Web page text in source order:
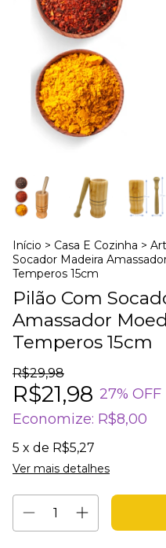
Início > Casa E Cozinha >
Socador Madeira
Temperos 15cm
Pilão Com
Amassador
Temperos 15cm
R$29,98
R$21,98 27% OFF
Economize: R$8,00
5 x de R$5,27
Ver mais detalhes